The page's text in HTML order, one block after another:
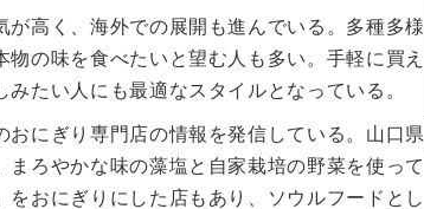
高く、海外での展開も進んでいる。多種多様
の味を食べたいと望む人も多い。手軽に買え
たい人にも最適なスタイルとなっている。
にぎり専門店の情報を発信している。山口県
ろやかな味の藻塩と自家栽培の野菜を使って
おにぎりにした店もあり、ソウルフードとし